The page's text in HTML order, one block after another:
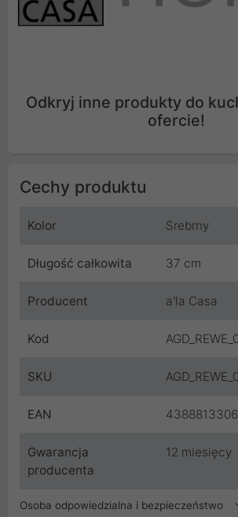
Odkryj inne produkty do
ofercie!
Cechy produktu
Kolor Srebrny
Długość całkowita 37 cm
Producent a'la Casa
Kod
SKU
EAN
Gwarancja
producenta
12 miesięcy
Osoba odpowiedzialna i bezpieczeństwo